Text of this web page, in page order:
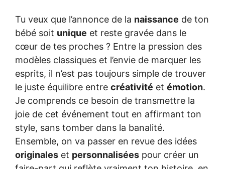
Tu veux que l’annonce de la naissance de ton
bébé soit unique et reste gravée dans le
cœur de tes proches ? Entre la pression des
modèles classiques et l’envie de marquer les
esprits, il n’est pas toujours simple de trouver
le juste équilibre entre créativité et émotion.
Je comprends ce besoin de transmettre la
joie de cet événement tout en affirmant ton
style, sans tomber dans la banalité.
Ensemble, on va passer en revue des idées
originales et personnalisées pour créer un